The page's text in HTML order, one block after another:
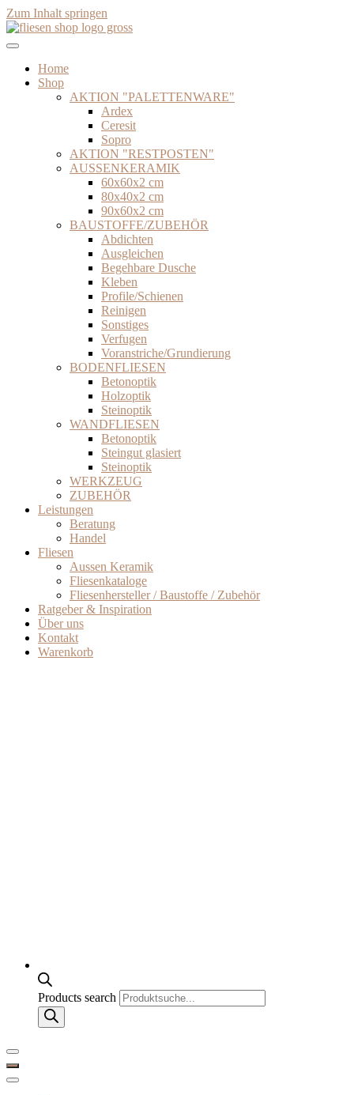
Zum Inhalt springen
Home
Shop
AKTION "PALETTENWARE"
Ardex
Ceresit
Sopro
AKTION "RESTPOSTEN"
AUSSENKERAMIK
60x60x2 cm
80x40x2 cm
90x60x2 cm
BAUSTOFFE/ZUBEHÖR
Abdichten
Ausgleichen
Begehbare Dusche
Kleben
Profile/Schienen
Reinigen
Sonstiges
Verfugen
Voranstriche/Grundierung
BODENFLIESEN
Betonoptik
Holzoptik
Steinoptik
WANDFLIESEN
Betonoptik
Steingut glasiert
Steinoptik
WERKZEUG
ZUBEHÖR
Leistungen
Beratung
Handel
Fliesen
Aussen Keramik
Fliesenkataloge
Fliesenhersteller / Baustoffe / Zubehör
Ratgeber & Inspiration
Über uns
Kontakt
Warenkorb
Products search